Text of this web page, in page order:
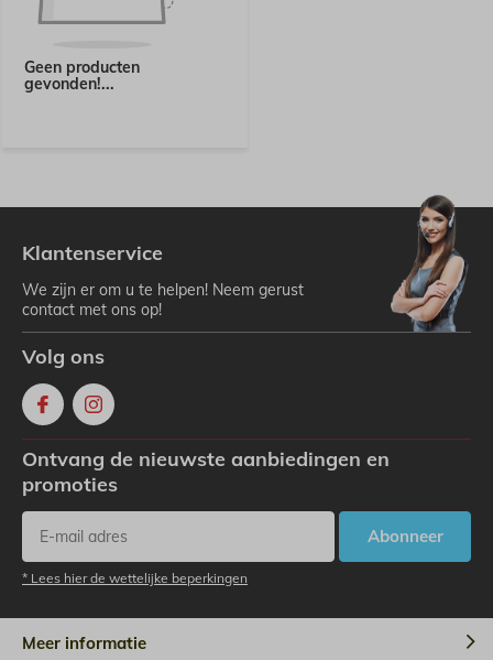
Geen producten
gevonden!...
Klantenservice
We zijn er om u te helpen! Neem gerust
contact met ons op!
Volg ons
Ontvang de nieuwste aanbiedingen en
promoties
Abonneer
* Lees hier de wettelijke beperkingen
Meer informatie